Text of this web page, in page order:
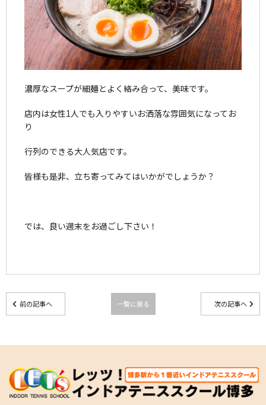
濃厚なスープが細麺とよく絡み合って、美味です。
店内は女性1人でも入りやすいお洒落な雰囲気になってお
り
行列のできる大人気店です。
皆様も是非、立ち寄ってみてはいかがでしょうか？
では、良い週末をお過ごし下さい！
前の記事へ 一覧に戻る 次の記事へ